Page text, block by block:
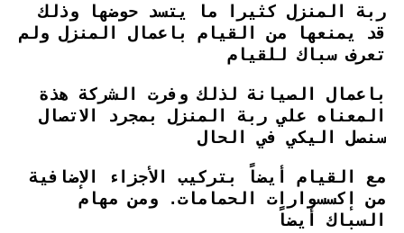
ربة المنزل كثيرا ما يتسد حوضها وذلك
قد يمنعها من القيام باعمال المنزل ولم
تعرف سباك للقيام
باعمال الصيانة لذلك وفرت الشركة هذة
المعناه علي ربة المنزل بمجرد الاتصال
سنصل اليكي في الحال
مع القيام أيضاً بتركيب الأجزاء الإضافية
من إكسسوارات الحمامات. ومن مهام
السباك أيضاً